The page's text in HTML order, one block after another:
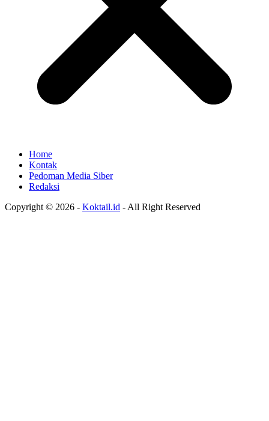
Home
Kontak
Pedoman Media Siber
Redaksi
Copyright © 2026 - Koktail.id - All Right Reserved